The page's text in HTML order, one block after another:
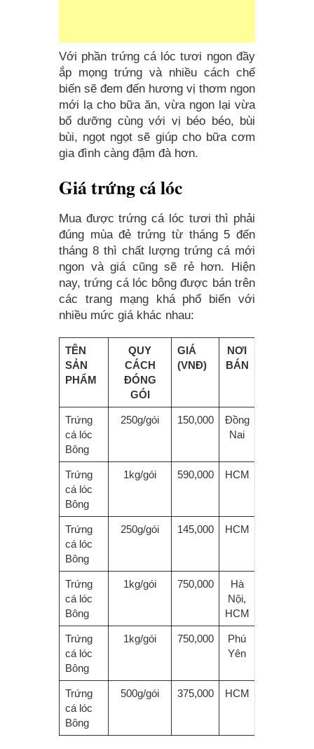
Với phần trứng cá lóc tươi ngon đầy
ắp mọng trứng và nhiều cách chế
biến sẽ đem đến hương vị thơm ngon
mới lạ cho bữa ăn, vừa ngon lại vừa
bổ dưỡng cùng với vị béo béo, bùi
bùi, ngọt ngọt sẽ giúp cho bữa cơm
gia đình càng đậm đà hơn.
Giá trứng cá lóc
Mua được trứng cá lóc tươi thì phải
đúng mùa đẻ trứng từ tháng 5 đến
tháng 8 thì chất lượng trứng cá mới
ngon và giá cũng sẽ rẻ hơn. Hiện
nay, trứng cá lóc bông được bán trên
các trang mạng khá phổ biến với
nhiều mức giá khác nhau:
TÊN
SẢN
PHẨM
QUY
CÁCH
ĐÓNG
GÓI
GIÁ
(VNĐ)
NƠI
BÁN
Trứng
cá lóc
Bông
250g/gói 150,000
Đồng
Nai
Trứng
cá lóc
Bông
1kg/gói 590,000 HCM
Trứng
cá lóc
Bông
250g/gói 145,000 HCM
Trứng
cá lóc
Bông
1kg/gói 750,000
Hà
Nội,
HCM
Trứng
cá lóc
Bông
1kg/gói 750,000
Phú
Yên
Trứng
cá lóc
Bông
500g/gói 375,000 HCM